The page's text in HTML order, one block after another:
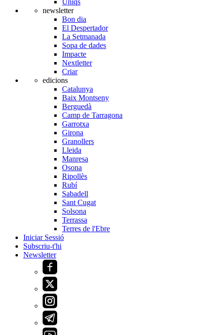
newsletter
Bon dia
El Despertador
La Setmanada
Sopa de dades
Impacte
Nextletter
Criar
edicions
Catalunya
Baix Montseny
Berguedà
Camp de Tarragona
Garrotxa
Girona
Granollers
Lleida
Manresa
Osona
Ripollès
Rubí
Sabadell
Sant Cugat
Solsona
Terrassa
Terres de l'Ebre
Iniciar Sessió
Subscriu-t'hi
Newsletter